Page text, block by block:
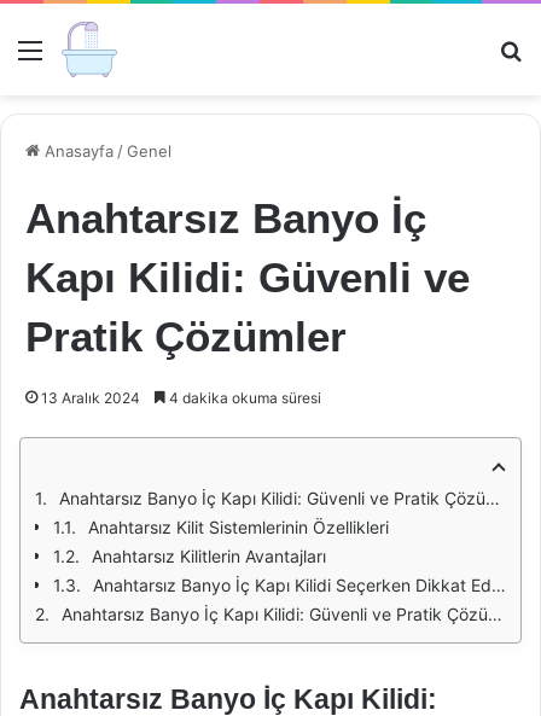
Menü
Anasayfa /Genel
Anahtarsız Banyo İç
Kapı Kilidi: Güvenli ve
Pratik Çözümler
13 Aralık 2024 4 dakika okuma süresi
Anahtarsız Banyo İç Kapı Kilidi: Güvenli ve Pratik Çözümler
Anahtarsız Kilit Sistemlerinin Özellikleri
Anahtarsız Kilitlerin Avantajları
Anahtarsız Banyo İç Kapı Kilidi Seçerken Dikkat Edilmesi Gerekenler
Anahtarsız Banyo İç Kapı Kilidi: Güvenli ve Pratik Çözümler
Anahtarsız Banyo İç Kapı Kilidi: